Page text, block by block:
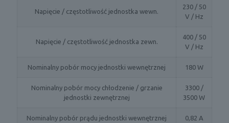
Napięcie / częstotliwość jednostka wewn.
230 / 50
V / Hz
Napięcie / częstotliwość jednostka zewn.
400 / 50
V / Hz
Nominalny pobór mocy jednostki wewnętrznej 180 W
Nominalny pobór mocy chłodzenie / grzanie
jednostki zewnętrznej
3300 /
3500 W
Nominalny pobór prądu jednostki wewnętrznej 0,82 A